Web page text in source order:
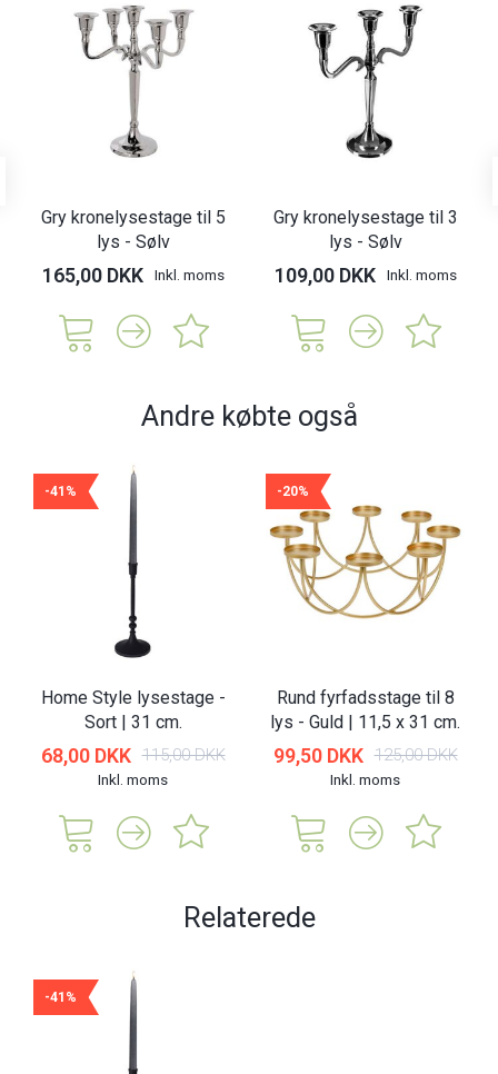
Gry kronelysestage til 5
lys - Sølv
165,00 DKK Inkl. moms
Gry kronelysestage til 3
lys - Sølv
109,00 DKK Inkl. moms
Andre købte også
-41%
Home Style lysestage -
Sort | 31 cm.
68,00 DKK 115,00 DKK
Inkl. moms
-20%
Rund fyrfadsstage til 8
lys - Guld | 11,5 x 31 cm.
99,50 DKK 125,00 DKK
Inkl. moms
Relaterede
-41%